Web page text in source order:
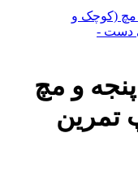
و مچ
تمرین